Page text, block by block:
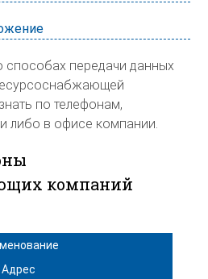
передачи данных
по телефонам,
либо в офисе компании.
компаний
Адрес